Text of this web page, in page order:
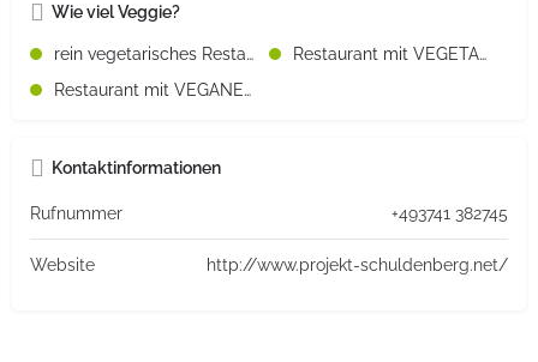
Wie viel Veggie?
rein vegetarisches Restaurant
Restaurant mit VEGETARISCHEN Speisen
Restaurant mit VEGANEN Speisen
Kontaktinformationen
Rufnummer +493741 382745
Website http://www.projekt-schuldenberg.net/